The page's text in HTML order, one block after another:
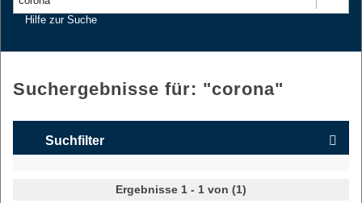
Hilfe zur Suche
Suchergebnisse für: "corona"
Suchfilter
Ergebnisse 1 - 1 von (1)